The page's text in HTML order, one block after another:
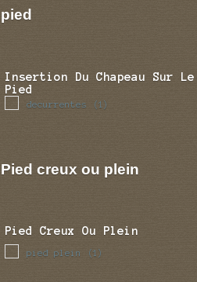
pied
Insertion Du Chapeau Sur Le
Pied
decurrentes (1)
Pied creux ou plein
Pied Creux Ou Plein
pied plein (1)